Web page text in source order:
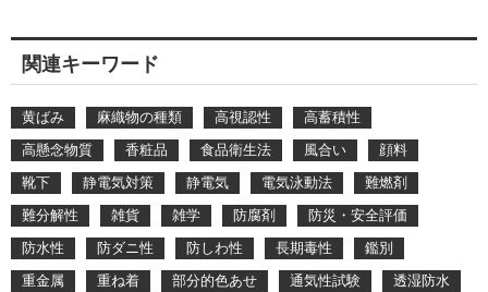
関連キーワード
黄ばみ 麻織物の種類 高視認性
高蓄積性
高懸念物質
香粧品 食品衛生法 風合い
顔料
靴下
静電気対策 静電気 電気泳動法
難燃剤
難分解性
雑貨 雑学 防腐剤
防災・安全評価
防水性
防ダニ性 防しわ性 長期毒性
鑑別
重金属
重ね着 部分的色あせ 通気性試験
透湿防水